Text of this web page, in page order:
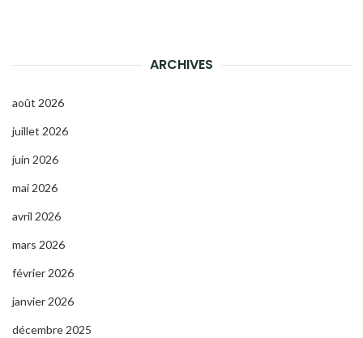
ARCHIVES
août 2026
juillet 2026
juin 2026
mai 2026
avril 2026
mars 2026
février 2026
janvier 2026
décembre 2025